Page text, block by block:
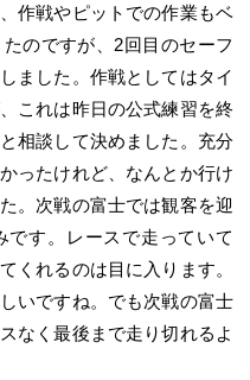
作戦やピットでの作業もベ
のですが、2回目のセーフ
ました。作戦としてはタイ
これは昨日の公式練習を終
相談して決めました。充分
ったけれど、なんとか行け
。次戦の富士では観客を迎
です。レースで走っていて
くれるのは目に入ります。
いですね。でも次戦の富士
なく最後まで走り切れるよ